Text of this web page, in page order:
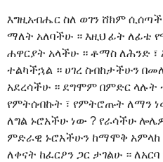
እግዚአብሔር ስለ ወገን ሸክም
ማለት አለባችሁ ። እዚህ ፊት ለፊቴ
ሐዋርያት አላችሁ ። ቶማስ ለሕንድ ፣
ተልካችኋል ። ሀገረ ስብከታችሁን
አደረሳችሁ ። ደግሞም በምድር
የምትሰብኩት ፣ የምትሮጡት ለማን
ለግል ኑሮአችሁ ነው ? የራሳችሁ
ምድራዊ ኑሮአችሁን ከማሞቅ አምላከ
ለቀናት ከፈርዖን ጋር ታገልሁ ።